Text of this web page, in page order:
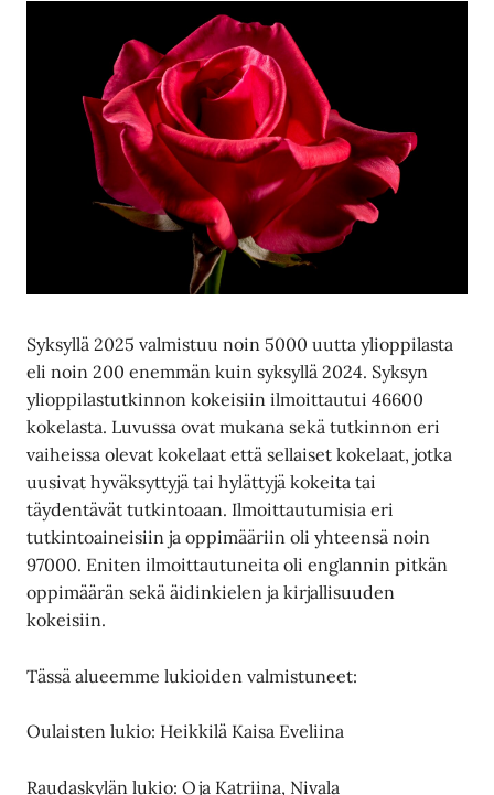
Syksyllä 2025 valmistuu noin 5000 uutta ylioppilasta
eli noin 200 enemmän kuin syksyllä 2024. Syksyn
ylioppilastutkinnon kokeisiin ilmoittautui 46600
kokelasta. Luvussa ovat mukana sekä tutkinnon eri
vaiheissa olevat kokelaat että sellaiset kokelaat, jotka
uusivat hyväksyttyjä tai hylättyjä kokeita tai
täydentävät tutkintoaan. Ilmoittautumisia eri
tutkintoaineisiin ja oppimääriin oli yhteensä noin
97000. Eniten ilmoittautuneita oli englannin pitkän
oppimäärän sekä äidinkielen ja kirjallisuuden
kokeisiin.
Tässä alueemme lukioiden valmistuneet:
Oulaisten lukio: Heikkilä Kaisa Eveliina
Raudaskylän lukio: Oja Katriina, Nivala